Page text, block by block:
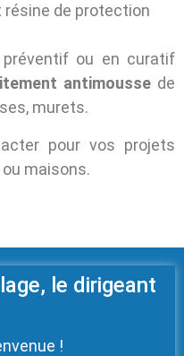
de protection
ou en curatif
antimoussede
murets.
pour vos projets
maisons.
le dirigeant
!